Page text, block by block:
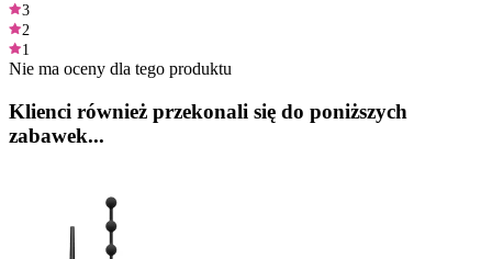
3
2
1
Nie ma oceny dla tego produktu
Klienci również przekonali się do poniższych
zabawek...